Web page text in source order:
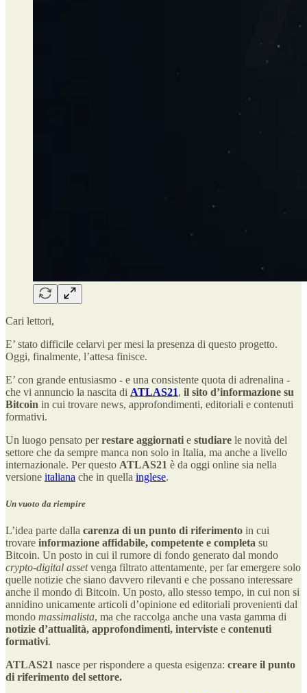
Cari lettori,
E’ stato difficile celarvi per mesi la presenza di questo progetto.
Oggi, finalmente, l’attesa finisce.
E’ con grande entusiasmo - e una consistente quota di adrenalina -
che vi annuncio la nascita di ATLAS21, il sito d’informazione su
Bitcoin in cui trovare news, approfondimenti, editoriali e contenuti
formativi.
Un luogo pensato perrestare aggiornati e studiare le novità del
settore che da sempre manca non solo in Italia, ma anche a livello
internazionale. Per questo ATLAS21 è da oggi online sia nella
versione italiana che in quella inglese.
Un vuoto da riempire
L’idea parte dalla carenza di un punto di riferimento in cui
trovare informazione affidabile, competente e completa su
Bitcoin. Un posto in cui il rumore di fondo generato dal mondo
crypto-digital assetvenga filtrato attentamente, per far emergere solo
quelle notizie che siano davvero rilevanti e che possano interessare
anche il mondo di Bitcoin. Un posto, allo stesso tempo, in cui non si
annidino unicamente articoli d’opinione ed editoriali provenienti dal
mondo massimalista, ma che raccolga anche una vasta gamma di
notizie d’attualità, approfondimenti, interviste e contenuti
formativi.
ATLAS21 nasce per rispondere a questa esigenza: creare il punto
di riferimento del settore.